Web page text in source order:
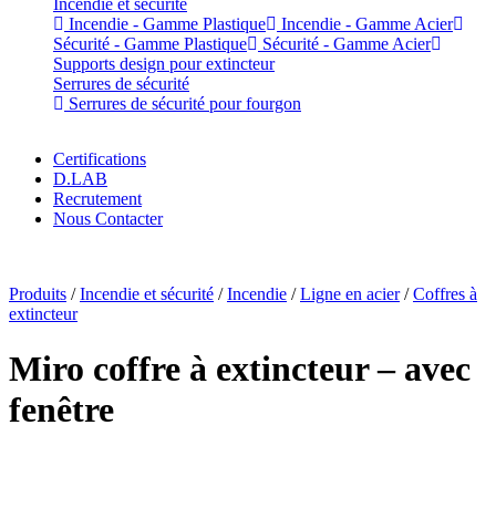
Incendie et sécurité
Incendie - Gamme Plastique
Incendie - Gamme Acier
Sécurité - Gamme Plastique
Sécurité - Gamme Acier
Supports design pour extincteur
Serrures de sécurité
Serrures de sécurité pour fourgon
Certifications
D.LAB
Recrutement
Nous Contacter
Produits /Incendie et sécurité /Incendie /Ligne en acier/Coffres à
extincteur
Miro coffre à extincteur – avec
fenêtre